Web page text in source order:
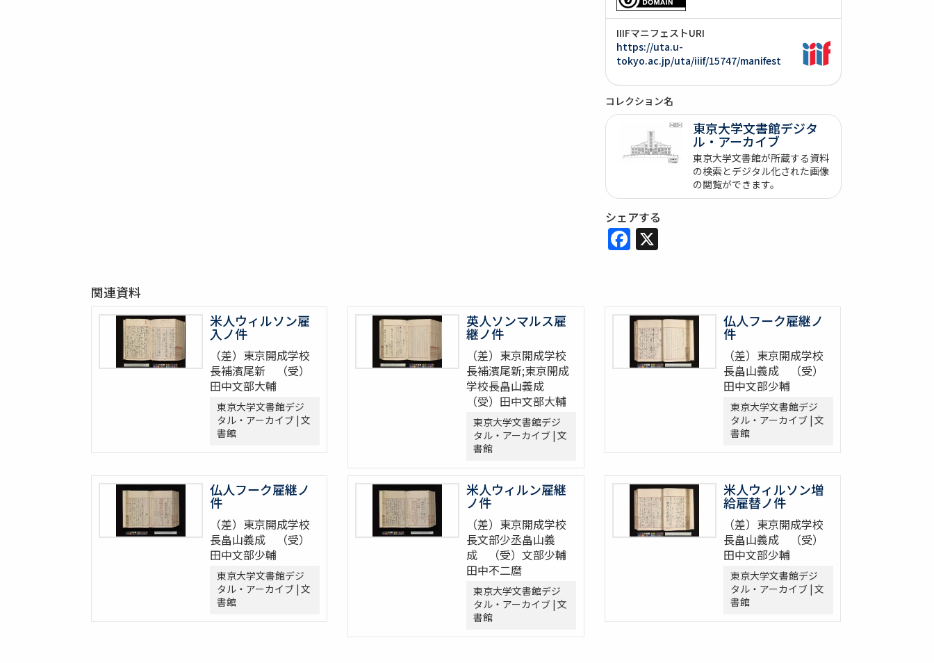
IIIFマニフェストURI
https://uta.u-
tokyo.ac.jp/uta/iiif/15747/manifest
コレクション名
東京大学文書館デジタ
ル・アーカイブ
東京大学文書館が所蔵する資料
の検索とデジタル化された画像
の閲覧ができます。
シェアする
Facebook
X
関連資料
米人ウィルソン雇
入ノ件
（差）東京開成学校
長補濱尾新 （受）
田中文部大輔
東京大学文書館デジ
タル・アーカイブ | 文
書館
英人ソンマルス雇
継ノ件
（差）東京開成学校
長補濱尾新;東京開成
学校長畠山義成
（受）田中文部大輔
東京大学文書館デジ
タル・アーカイブ | 文
書館
仏人フーク雇継ノ
件
（差）東京開成学校
長畠山義成 （受）
田中文部少輔
東京大学文書館デジ
タル・アーカイブ | 文
書館
仏人フーク雇継ノ
件
（差）東京開成学校
長畠山義成 （受）
田中文部少輔
東京大学文書館デジ
タル・アーカイブ | 文
書館
米人ウィルン雇継
ノ件
（差）東京開成学校
長文部少丞畠山義
成 （受）文部少輔
田中不二麿
東京大学文書館デジ
タル・アーカイブ | 文
書館
米人ウィルソン増
給雇替ノ件
（差）東京開成学校
長畠山義成 （受）
田中文部少輔
東京大学文書館デジ
タル・アーカイブ | 文
書館